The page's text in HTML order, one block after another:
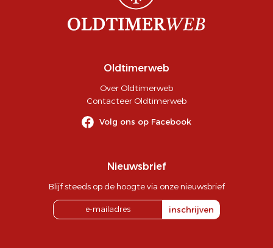
Oldtimerweb
Over Oldtimerweb
Contacteer Oldtimerweb
Volg ons op Facebook
Nieuwsbrief
Blijf steeds op de hoogte via onze nieuwsbrief
inschrijven